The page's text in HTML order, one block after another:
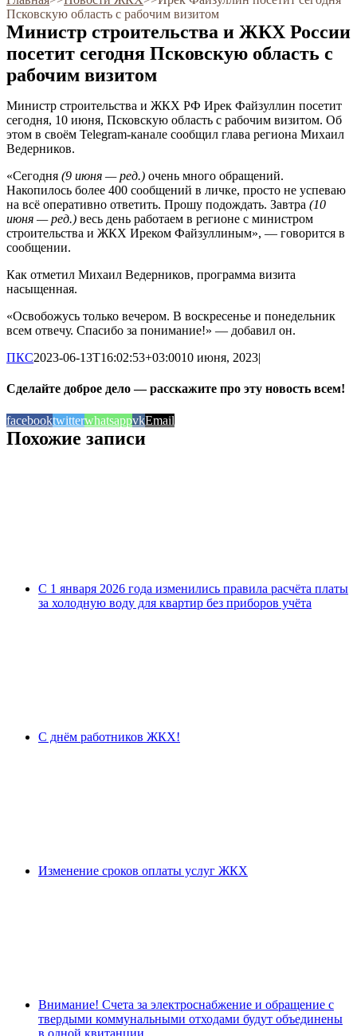
Псковскую область с рабочим визитом
Министр строительства и ЖКХ России
посетит сегодня Псковскую область с
рабочим визитом
Министр строительства и ЖКХ РФ Ирек Файзуллин посетит
сегодня, 10 июня, Псковскую область с рабочим визитом. Об
этом в своём Telegram-канале сообщил глава региона Михаил
Ведерников.
«Сегодня (9 июня — ред.) очень много обращений.
Накопилось более 400 сообщений в личке, просто не успеваю
на всё оперативно ответить. Прошу подождать. Завтра (10
июня — ред.) весь день работаем в регионе с министром
строительства и ЖКХ Иреком Файзуллиным», — говорится в
сообщении.
Как отметил Михаил Ведерников, программа визита
насыщенная.
«Освобожусь только вечером. В воскресенье и понедельник
всем отвечу. Спасибо за понимание!» — добавил он.
ПКС2023-06-13T16:02:53+03:0010 июня, 2023|
Сделайте доброе дело — расскажите про эту новость всем!
facebooktwitterwhatsappvkEmail
Похожие записи
С 1 января 2026 года изменились правила расчёта платы
за холодную воду для квартир без приборов учёта
С днём работников ЖКХ!
Изменение сроков оплаты услуг ЖКХ
Внимание! Счета за электроснабжение и обращение с
твердыми коммунальными отходами будут объединены
в одной квитанции.